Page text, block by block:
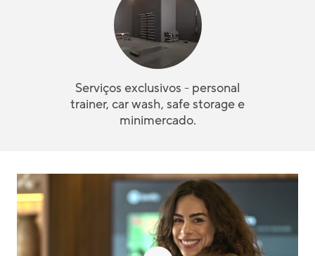
Serviços exclusivos - personal
trainer, car wash, safe storage e
minimercado.